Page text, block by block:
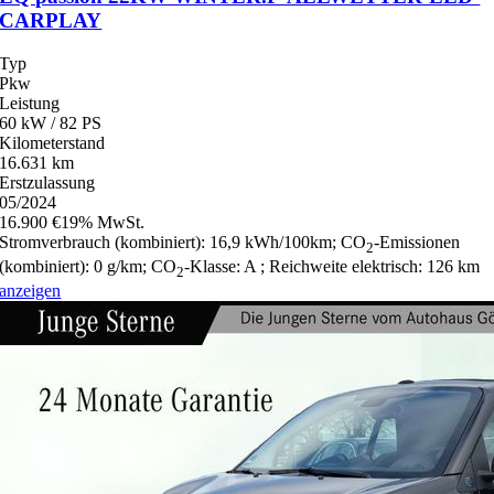
CARPLAY
Typ
Pkw
Leistung
60 kW / 82 PS
Kilometerstand
16.631 km
Erstzulassung
05/2024
16.900 €19% MwSt.
Stromverbrauch (kombiniert): 16,9 kWh/100km;CO2-Emissionen
(kombiniert):0 g/km;CO2-Klasse: A ;Reichweite elektrisch: 126 km
anzeigen